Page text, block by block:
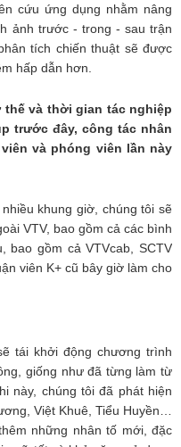
cứu ứng dụng nhằm nâng
ảnh trước - trong - sau trận
tích chiến thuật sẽ được
hấp dẫn hơn.
và thời gian tác nghiệp
trước đây, công tác nhân
và phóng viên lần này
khung giờ, chúng tôi sẽ
VTV, bao gồm cả các bình
bao gồm cả VTVcab, SCTV
viên K+ cũ bây giờ làm cho
tái khởi động chương trình
giống như đã từng làm từ
này, chúng tôi đã phát hiện
Việt Khuê, Tiểu Huyền…
những nhân tố mới, đặc